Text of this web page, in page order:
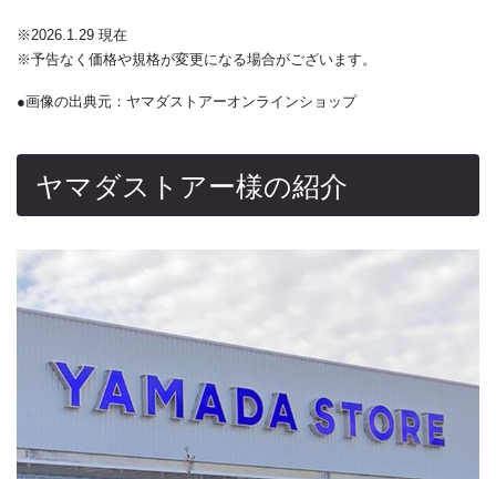
※2026.1.29 現在
※予告なく価格や規格が変更になる場合がございます。
●画像の出典元：ヤマダストアーオンラインショップ
ヤマダストアー様の紹介